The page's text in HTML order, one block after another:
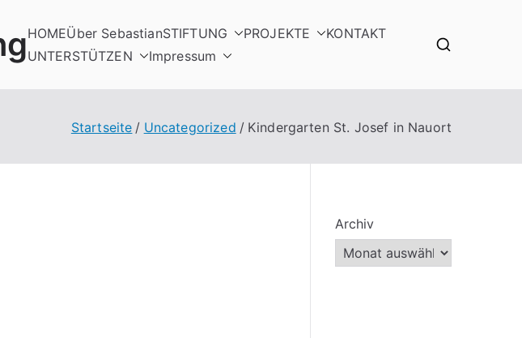
HOMEÜber SebastianSTIFTUNG PROJEKTE
KONTAKT
UNTERSTÜTZEN
Impressum
Startseite Uncategorized Kindergarten St. Josef in Nauort
Archiv